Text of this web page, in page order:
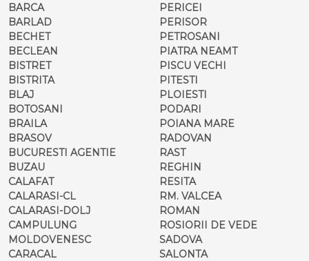
BARCA
BARLAD
BECHET
BECLEAN
BISTRET
BISTRITA
BLAJ
BOTOSANI
BRAILA
BRASOV
BUCURESTI AGENTIE
BUZAU
CALAFAT
CALARASI-CL
CALARASI-DOLJ
CAMPULUNG
MOLDOVENESC
CARACAL
PERICEI
PERISOR
PETROSANI
PIATRA NEAMT
PISCU VECHI
PITESTI
PLOIESTI
PODARI
POIANA MARE
RADOVAN
RAST
REGHIN
RESITA
RM. VALCEA
ROMAN
ROSIORII DE VEDE
SADOVA
SALONTA